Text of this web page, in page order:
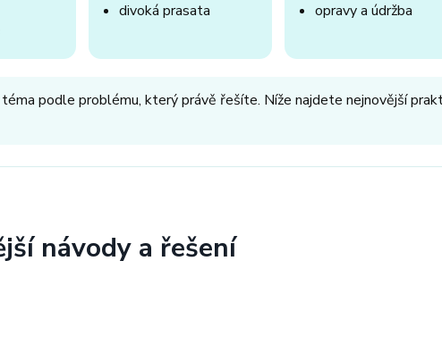
divoká prasata
opravy a údržba
podle problému, který právě řešíte. Níže najdete nejnovější
návody a řešení